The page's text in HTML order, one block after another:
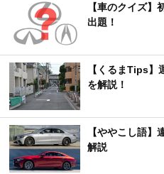
【車のクイズ】
出題！
【くるまTips】
を解説！
【ややこし語
解説